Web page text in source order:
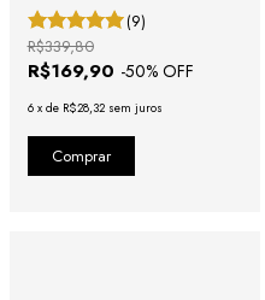
(9)
R$169,90 -50% OFF
R$339,80
6 x de R$28,32 sem juros